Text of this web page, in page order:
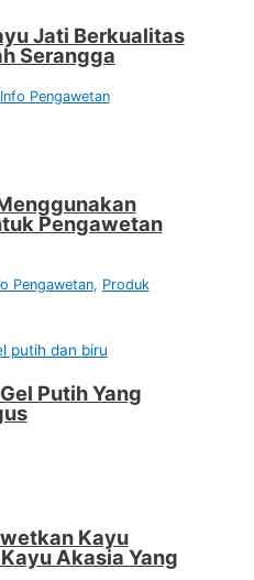
Jati Berkualitas
Serangga
Info Pengawetan
Pengawetan
Pengawetan, Produk
Putih Yang
Kayu
Akasia Yang